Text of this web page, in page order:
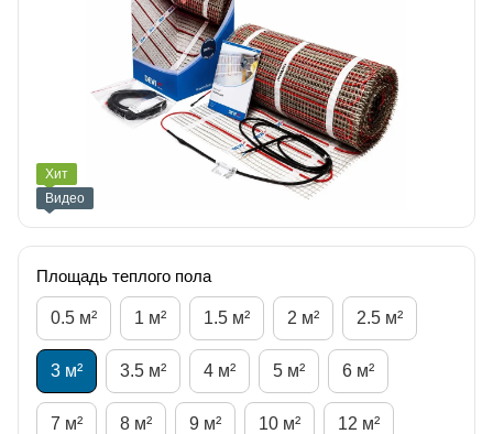
Хит
Видео
Площадь теплого пола
0.5 м² 1 м² 1.5 м² 2 м² 2.5 м²
3 м² 3.5 м² 4 м² 5 м² 6 м²
7 м² 8 м² 9 м² 10 м² 12 м²